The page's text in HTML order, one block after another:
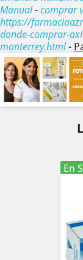
Manual-comprar
https://
donde-comprar-
monterrey.html-

Anterior
En